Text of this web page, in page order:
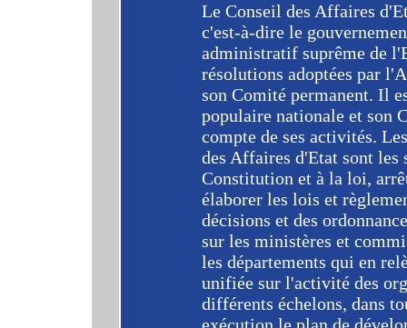
Le Conseil des Affaires
c'est-à-dire le
administratif suprême de
résolutions adoptées par
son Comité permanent. Il
populaire nationale et son
compte de ses activités.
des Affaires d'Etat sont
Constitution et à la loi,
élaborer les lois et
décisions et des
sur les ministères et
les départements qui en
unifiée sur l'activité des
différents échelons, dans